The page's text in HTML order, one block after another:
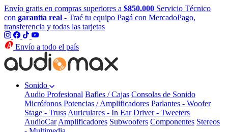
Envío gratis en compras superiores a $850.000 Servicio Técnico
con garantía real - Traé tu equipo Pagá con MercadoPago,
transferencia y todas las tarjetas
Envío a todo el país
Sonido
Audio Profesional Bafles / Cajas Consolas de Sonido
Micrófonos Potencias / Amplificadores Parlantes - Woofer
Stage - Truss Auriculares - In Ear Driver - Tweeters
AudioCar Amplificadores Subwoofers Componentes Stereos